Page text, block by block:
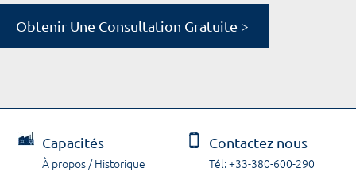
Obtenir Une Consultation Gratuite >
Capacités
À propos / Historique
Contactez nous
Tél: +33-380-600-290